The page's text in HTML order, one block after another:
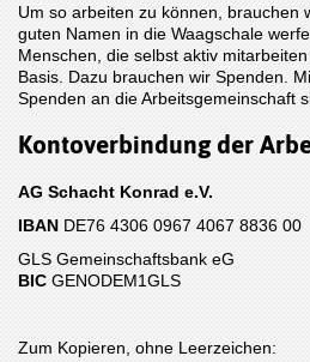
Um so arbeiten zu können, brauchen
guten Namen in die Waagschale
Menschen, die selbst aktiv
Basis. Dazu brauchen wir Spenden.
Spenden an die Arbeitsgemeinschaft
Kontoverbindung der
AG Schacht Konrad e.V.
IBAN DE76 4306 0967 4067 8836 00
GLS Gemeinschaftsbank eG
BIC GENODEM1GLS
Zum Kopieren, ohne Leerzeichen: